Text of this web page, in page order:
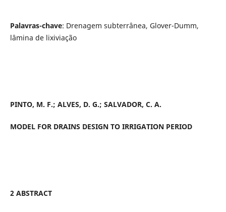
Palavras-chave: Drenagem subterrânea, Glover-Dumm,
lâmina de lixiviação
PINTO, M. F.; ALVES, D. G.; SALVADOR, C. A.
MODEL FOR DRAINS DESIGN TO IRRIGATION PERIOD
2 ABSTRACT